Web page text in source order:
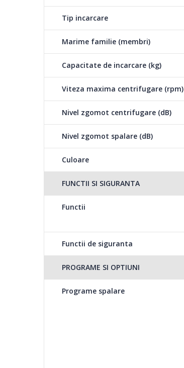
Tip incarcare
Marime familie (membri)
Capacitate de incarcare (kg)
Viteza maxima centrifugare (rpm)
Nivel zgomot centrifugare (dB)
Nivel zgomot spalare (dB)
Culoare
FUNCTII SI SIGURANTA
Functii
Functii de siguranta
PROGRAME SI OPTIUNI
Programe spalare